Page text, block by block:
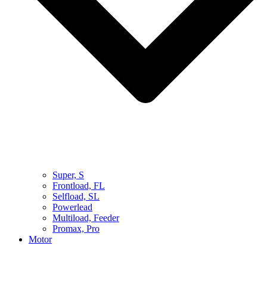
Super, S
Frontload, FL
Selfload, SL
Powerlead
Multiload, Feeder
Promax, Pro
Motor